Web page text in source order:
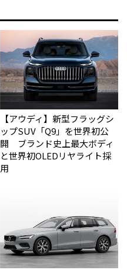
【アウディ】新型フラッグシ
ップSUV「Q9」を世界初公
開 ブランド史上最大ボディ
と世界初OLEDリヤライト採
用